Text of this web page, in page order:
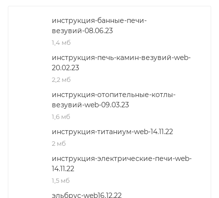
инструкция-банные-печи-
везувий-08.06.23
1,4 мб
инструкция-печь-камин-везувий-web-
20.02.23
2,2 мб
инструкция-отопительные-котлы-
везувий-web-09.03.23
1,6 мб
инструкция-титаниум-web-14.11.22
2 мб
инструкция-электрические-печи-web-
14.11.22
1,5 мб
эльбруc-web16.12.22